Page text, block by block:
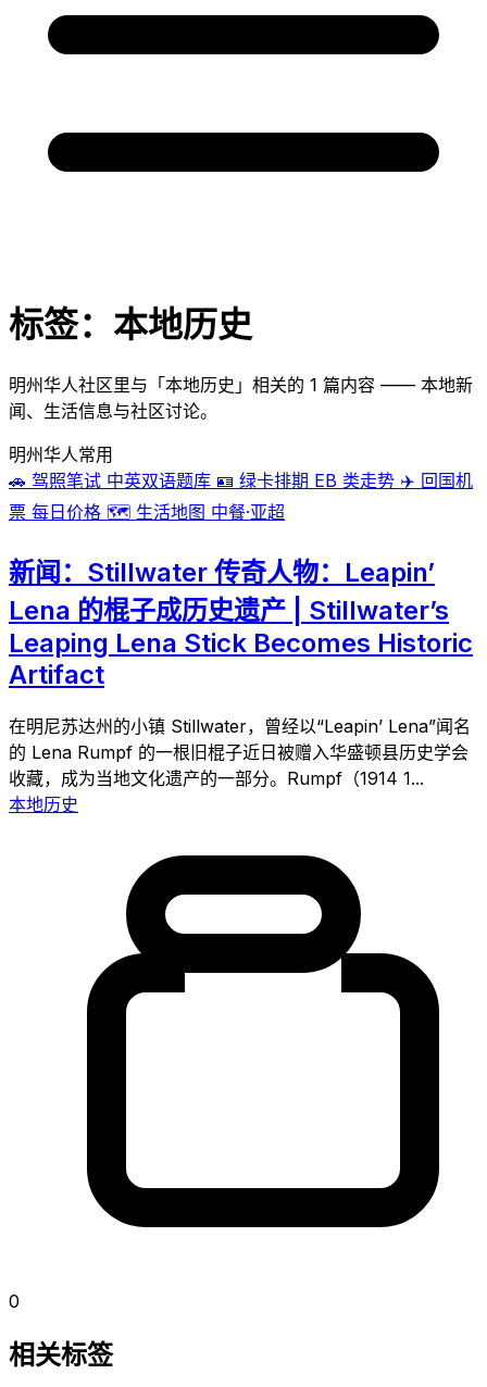
标签：本地历史
明州华人社区里与「本地历史」相关的 1 篇内容 —— 本地新
闻、生活信息与社区讨论。
明州华人常用
🚗 驾照笔试 中英双语题库 🪪 绿卡排期 EB 类走势 ✈️ 回国机
票 每日价格 🗺️ 生活地图 中餐·亚超
新闻：Stillwater 传奇人物：Leapin’
Lena 的棍子成历史遗产 | Stillwater’s
Leaping Lena Stick Becomes Historic
Artifact
在明尼苏达州的小镇 Stillwater，曾经以“Leapin’ Lena”闻名
的 Lena Rumpf 的一根旧棍子近日被赠入华盛顿县历史学会
收藏，成为当地文化遗产的一部分。Rumpf（1914 1...
本地历史
0
相关标签